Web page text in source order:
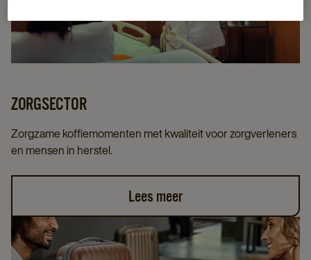
ZORGSECTOR
Zorgzame koffiemomenten met kwaliteit voor zorgverleners
en mensen in herstel.
Lees meer